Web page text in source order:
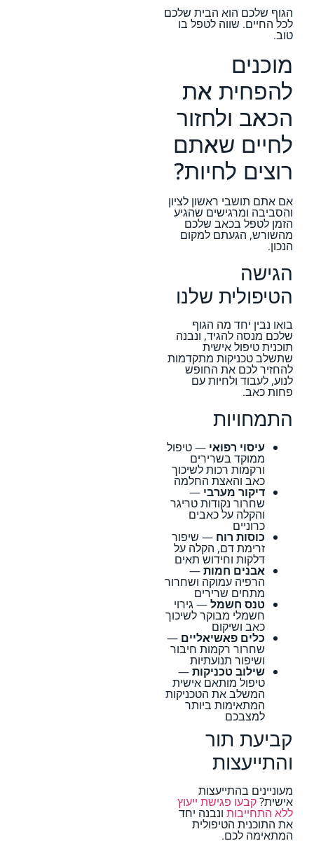
הגוף שלכם הוא הבית שלכם
לכל החיים. שווה לטפל בו
טוב.
מוכנים
להפחית את
הכאב ולחזור
לחיים שאתם
רוצים לחיות?
אם אתם תושבי ראשון לציון
והסביבה ומרגישים שהגיע
הזמן לטפל בכאב שלכם
מהשורש, הגעתם למקום
הנכון.
הגישה
הטיפולית שלנו
בואו נבין יחד מה הגוף
שלכם מנסה להגיד, ונבנה
תוכנית טיפול אישית
שתשלב טכניקות מתקדמות
להחזיר לכם את החופש
לנוע, לעבוד ולחיות עם
פחות כאב.
התמחויות
עיסוי רפואי — טיפול
ממוקד בשרירים
ורקמות רכות לשיכוך
כאב והאצת החלמה
דיקור מערבי —
שחרור נקודות טריגר
והקלה על כאבים
כרוניים
כוסות רוח — שיפור
זרימת דם, הקלה על
דלקות וחידוש תאים
אבנים חמות—
הרפיה עמוקה ושחרור
מתחים שרירים
טנס חשמל— גירוי
חשמלי מבוקר לשיכוך
כאב ושיקום
כלים פאשיאליים —
שחרור רקמות חיבור
ושיפור תנועתיות
שילוב טכניקות—
טיפול מותאם אישית
המשלב את הטכניקות
המתאימות ביותר
למצבכם
קביעת תור
והתייעצות
מעוניינים בהתייעצות
אישית?קבעו פגישת ייעוץ
ללא התחייבות ונבנה יחד
את התוכנית הטיפולית
המתאימה לכם.